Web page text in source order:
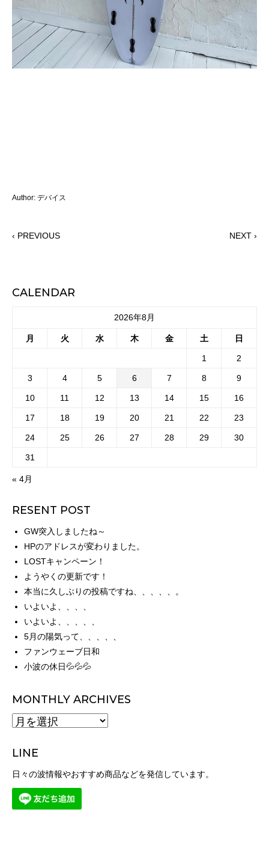
Author: デバイス
‹ PREVIOUS NEXT ›
CALENDAR
2026年8月
月 火 水 木 金 土 日
1 2
3 4 5 6 7 8 9
10 11 12 13 14 15 16
17 18 19 20 21 22 23
24 25 26 27 28 29 30
31
« 4月
RESENT POST
GW突入しましたね～
HPのアドレスが変わりました。
LOSTキャンペーン！
ようやくの更新です！
本当に久しぶりの投稿ですね、、、、、。
いよいよ、、、、
いよいよ、、、、、
5月の陽気って、、、、、
ファンウェーブ日和
小波の休日💦💦💦
MONTHLY ARCHIVES
MONTHLY
LINE
日々の波情報やおすすめ商品などを発信しています。